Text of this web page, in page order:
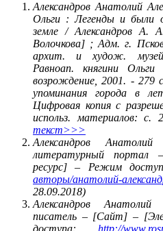
Александров Анатолий
Ольги : Легенды и были о
земле / Александров
Волочкова] ; Адм. г.
архит. и худож.
Равноап. княгини
возрождение, 2001. - 279
упоминания города в
Цифровая копия с
использ. материалов: с.
текст>>>
Александров
литературный
ресурс] – Режим
авторы/анатолий-
28.09.2018)
Александров Анатолий
писатель – [Сайт] –
доступа: http://